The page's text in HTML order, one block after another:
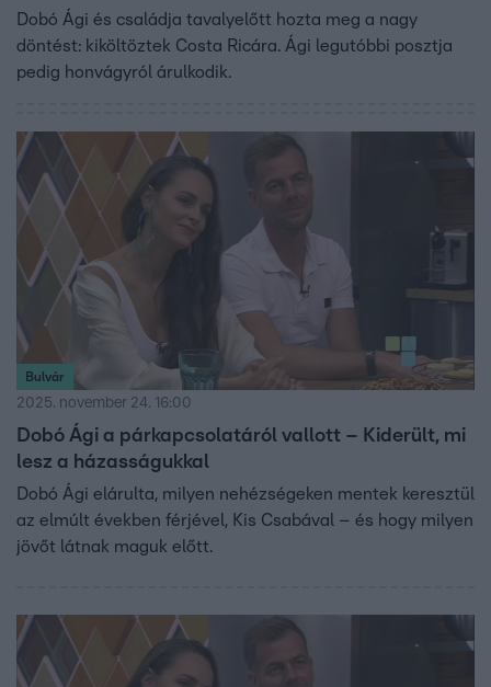
Dobó Ági és családja tavalyelőtt hozta meg a nagy
döntést: kiköltöztek Costa Ricára. Ági legutóbbi posztja
pedig honvágyról árulkodik.
Bulvár
2025. november 24. 16:00
Dobó Ági a párkapcsolatáról vallott – Kiderült, mi
lesz a házasságukkal
Dobó Ági elárulta, milyen nehézségeken mentek keresztül
az elmúlt években férjével, Kis Csabával – és hogy milyen
jövőt látnak maguk előtt.